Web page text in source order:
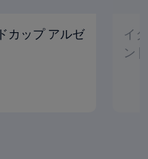
カップ アルゼ
イ
ン |